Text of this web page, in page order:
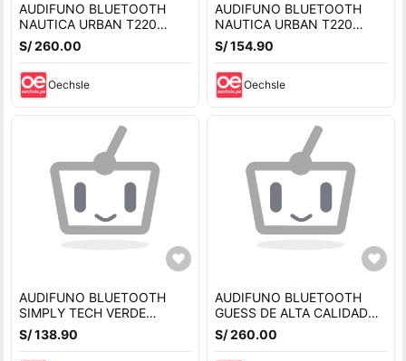
AUDIFUNO BLUETOOTH
NAUTICA URBAN T220
PLUS AZUL CON VERDE 16
HORAS
S/ 260.00
Oechsle
AUDIFUNO BLUETOOTH
NAUTICA URBAN T220
PLUS ROSA 16 HORAS
S/ 154.90
Oechsle
AUDIFUNO BLUETOOTH
SIMPLY TECH VERDE
METALIZADO
S/ 138.90
AUDIFUNO BLUETOOTH
GUESS DE ALTA CALIDAD
NEGRO
S/ 260.00